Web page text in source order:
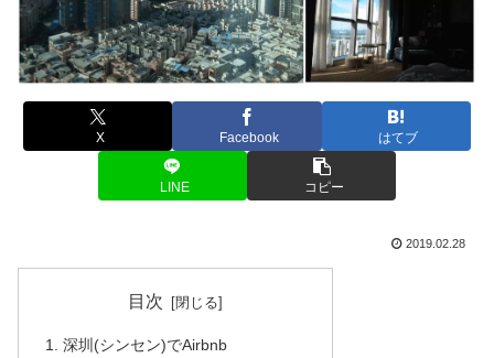
X Facebook はてブ
LINE コピー
2019.02.28
目次
深圳(シンセン)でAirbnb